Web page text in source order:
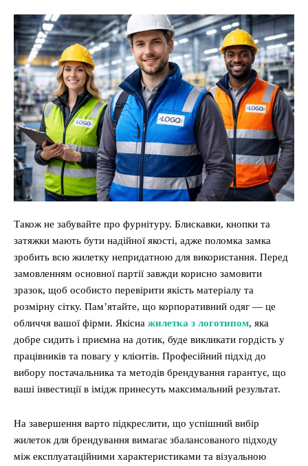
Також не забувайте про фурнітуру. Блискавки, кнопки та
затяжки мають бути надійної якості, адже поломка замка
зробить всю жилетку непридатною для використання. Перед
замовленням основної партії завжди корисно замовити
зразок, щоб особисто перевірити якість матеріалу та
розмірну сітку. Пам’ятайте, що корпоративний одяг — це
обличчя вашої фірми. Якісна жилетка з логотипом, яка
добре сидить і приємна на дотик, буде викликати гордість у
працівників та повагу у клієнтів. Професійний підхід до
вибору постачальника та методів брендування гарантує, що
ваші інвестиції в імідж принесуть максимальний результат.
На завершення варто підкреслити, що успішний вибір
жилеток для брендування вимагає збалансованого підходу
між експлуатаційними характеристиками та візуальною